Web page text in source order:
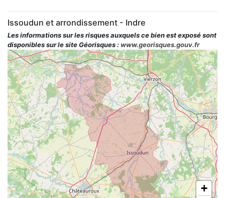
Issoudun et arrondissement - Indre
Les informations sur les risques auxquels ce bien est exposé sont
disponibles sur le site Géorisques : www.georisques.gouv.fr
+